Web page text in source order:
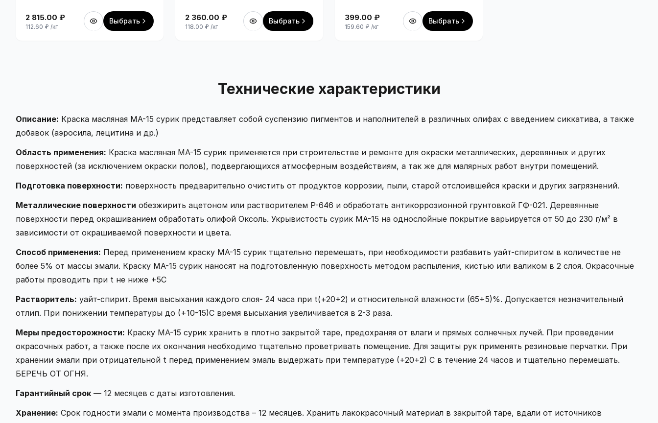
2 815.00 ₽
112.60 ₽ /кг
Выбрать 2 360.00 ₽
118.00 ₽ /кг
Выбрать 399.00 ₽
159.60 ₽ /кг
Выбрать
Технические характеристики
Описание: Краска масляная МА-15 сурик представляет собой суспензию пигментов и наполнителей в различных олифах с введением сиккатива, а также
добавок (аэросила, лецитина и др.)
Область применения: Краска масляная МА-15 сурик применяется при строительстве и ремонте для окраски металлических, деревянных и других
поверхностей (за исключением окраски полов), подвергающихся атмосферным воздействиям, а так же для малярных работ внутри помещений.
Подготовка поверхности: поверхность предварительно очистить от продуктов коррозии, пыли, старой отслоившейся краски и других загрязнений.
Металлические поверхности обезжирить ацетоном или растворителем Р-646 и обработать антикоррозионной грунтовкой ГФ-021. Деревянные
поверхности перед окрашиванием обработать олифой Оксоль. Укрывистость сурик МА-15 на однослойные покрытие варьируется от 50 до 230 г/м² в
зависимости от окрашиваемой поверхности и цвета.
Способ применения: Перед применением краску МА-15 сурик тщательно перемешать, при необходимости разбавить уайт-спиритом в количестве не
более 5% от массы эмали. Краску МА-15 сурик наносят на подготовленную поверхность методом распыления, кистью или валиком в 2 слоя. Окрасочные
работы проводить при t не ниже +5С
Растворитель: уайт-спирит. Время высыхания каждого слоя- 24 часа при t(+20+2) и относительной влажности (65+5)%. Допускается незначительный
отлип. При понижении температуры до (+10-15)С время высыхания увеличивается в 2-3 раза.
Меры предосторожности: Краску МА-15 сурик хранить в плотно закрытой таре, предохраняя от влаги и прямых солнечных лучей. При проведении
окрасочных работ, а также после их окончания необходимо тщательно проветривать помещение. Для защиты рук применять резиновые перчатки. При
хранении эмали при отрицательной t перед применением эмаль выдержать при температуре (+20+2) С в течение 24 часов и тщательно перемешать.
БЕРЕЧЬ ОТ ОГНЯ.
Гарантийный срок — 12 месяцев с даты изготовления.
Хранение: Срок годности эмали с момента производства – 12 месяцев. Хранить лакокрасочный материал в закрытой таре, вдали от источников